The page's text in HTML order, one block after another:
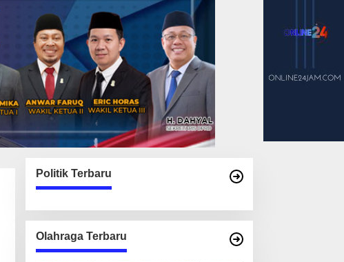
Politik Terbaru
Olahraga Terbaru